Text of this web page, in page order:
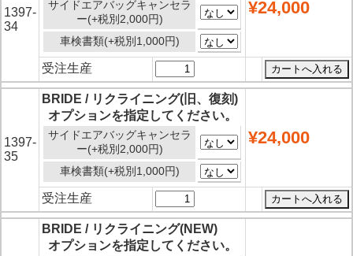
1397-
34
サイドエアバッグキャンセラ
ー(+税別2,000円)
車検書類(+税別1,000円)
¥24,000
受注生産
1397-
35
BRIDE / リクライニング(旧、復刻)
オプションを指定してください。
サイドエアバッグキャンセラ
ー(+税別2,000円)
車検書類(+税別1,000円)
¥24,000
受注生産
BRIDE / リクライニング(NEW)
オプションを指定してください。